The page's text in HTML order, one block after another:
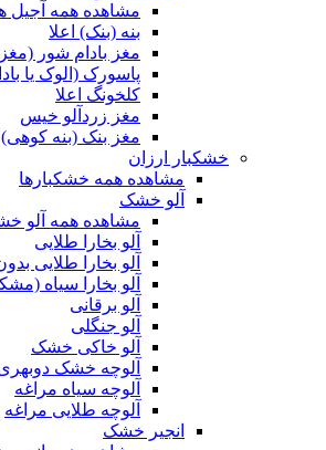
مشاهده همه آجیل
بنه (بنک) اعلا
مغز بادام شور
پاسورک (الوک یا
کلخونگ اعلا
مغز زردآلو خیس
مغز بنک (بنه کوهی)
خشکبار ارزان
مشاهده همه خشکبارها
آلو خشک
مشاهده همه آلو
آلو بخارا طلایی
آلو بخارا طلایی
آلو بخارا سیاه
آلو برقانی
آلو جنگلی
آلو خاکی خشک
آلوچه خشک
آلوچه سیاه مراغه
آلوچه طلایی مراغه
انجیر خشک